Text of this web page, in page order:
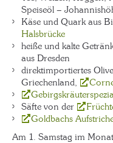
Speiseöl –
Käse und Quark aus
Halsbrücke
heiße und kalte
aus Dresden
direktimportiertes
Griechenland,
Säfte von der
Goldbachs
Am 1. Samstag im